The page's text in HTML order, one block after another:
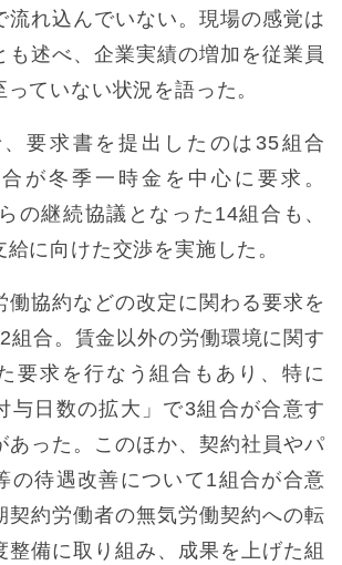
流れ込んでいない。現場の感覚は
も述べ、企業実績の増加を従業員
ていない状況を語った。
要求書を提出したのは35組合
が冬季一時金を中心に要求。
の継続協議となった14組合も、
に向けた交渉を実施した。
働協約などの改定に関わる要求を
組合。賃金以外の労働環境に関す
要求を行なう組合もあり、特に
与日数の拡大」で3組合が合意す
あった。このほか、契約社員やパ
の待遇改善について1組合が合意
契約労働者の無気労働契約への転
整備に取り組み、成果を上げた組